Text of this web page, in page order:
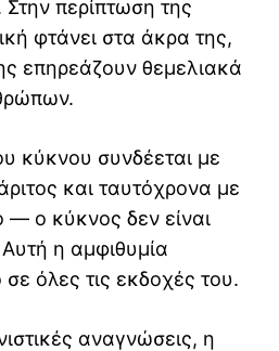
περίπτωση της
φτάνει στα άκρα της,
επηρεάζουν θεμελιακά
κύκνου συνδέεται με
και ταυτόχρονα με
— ο κύκνος δεν είναι
η αμφιθυμία
σε όλες τις εκδοχές του.
αναγνώσεις, η